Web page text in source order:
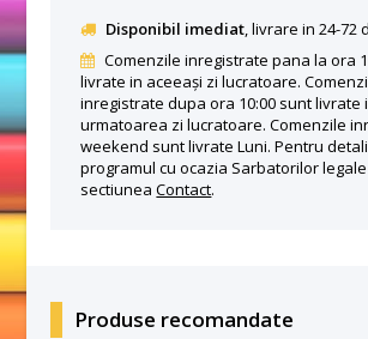
Disponibil imediat, livrare in 24-72
Comenzile inregistrate pana la ora
livrate in aceeași zi lucratoare.
inregistrate dupa ora 10:00 sunt livrate
urmatoarea zi lucratoare. Comenzile
weekend sunt livrate Luni. Pentru
programul cu ocazia Sarbatorilor
sectiuneaContact.
Produse recomandate